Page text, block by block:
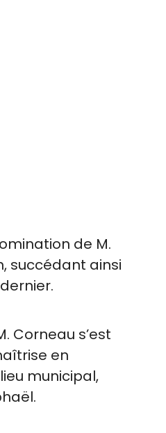
de M.
succédant ainsi
Corneau s’est
en
municipal,